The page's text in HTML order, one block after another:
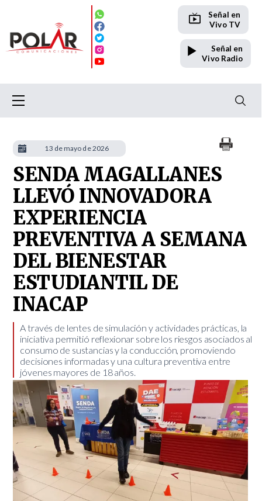
Señal en
Vivo TV
Señal en
Vivo Radio
SENDA MAGALLANES
LLEVÓ INNOVADORA
EXPERIENCIA
PREVENTIVA A SEMANA
DEL BIENESTAR
ESTUDIANTIL DE
INACAP
A través de lentes de simulación y actividades prácticas, la
iniciativa permitió reflexionar sobre los riesgos asociados al
consumo de sustancias y la conducción, promoviendo
decisiones informadas y una cultura preventiva entre
jóvenes mayores de 18 años.
13 de mayo de 2026